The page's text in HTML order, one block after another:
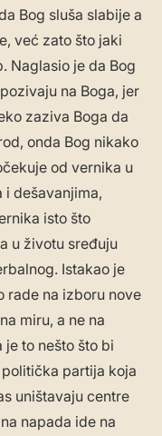
Bog sluša slabije a
već zato što jaki
Naglasio je da Bog
na Boga, jer
zaziva Boga da
onda Bog nikako
od vernika u
i dešavanjima,
isto što
u životu sređuju
Istakao je
rade na izboru nove
miru, a ne na
to nešto što bi
partija koja
uništavaju centre
napada ide na